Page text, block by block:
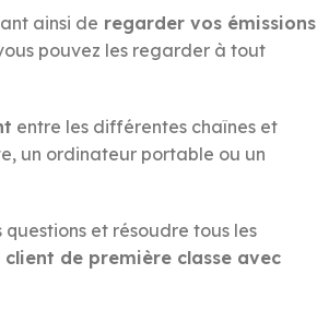
ainsi de regarder vos émissions
pouvez les regarder à tout
entre les différentes chaînes et
un ordinateur portable ou un
et résoudre tous les
client de première classe avec